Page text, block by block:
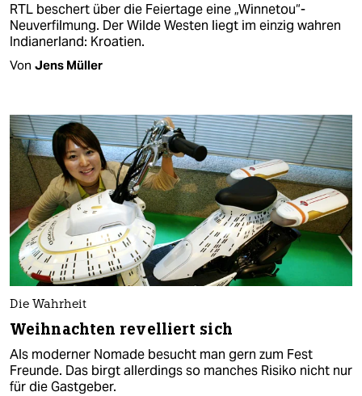
RTL beschert über die Feiertage eine „Winnetou“-
Neuverfilmung. Der Wilde Westen liegt im einzig wahren
Indianerland: Kroatien.
Von Jens Müller
Die Wahrheit
Weihnachten revelliert sich
Als moderner Nomade besucht man gern zum Fest
Freunde. Das birgt allerdings so manches Risiko nicht nur
für die Gastgeber.